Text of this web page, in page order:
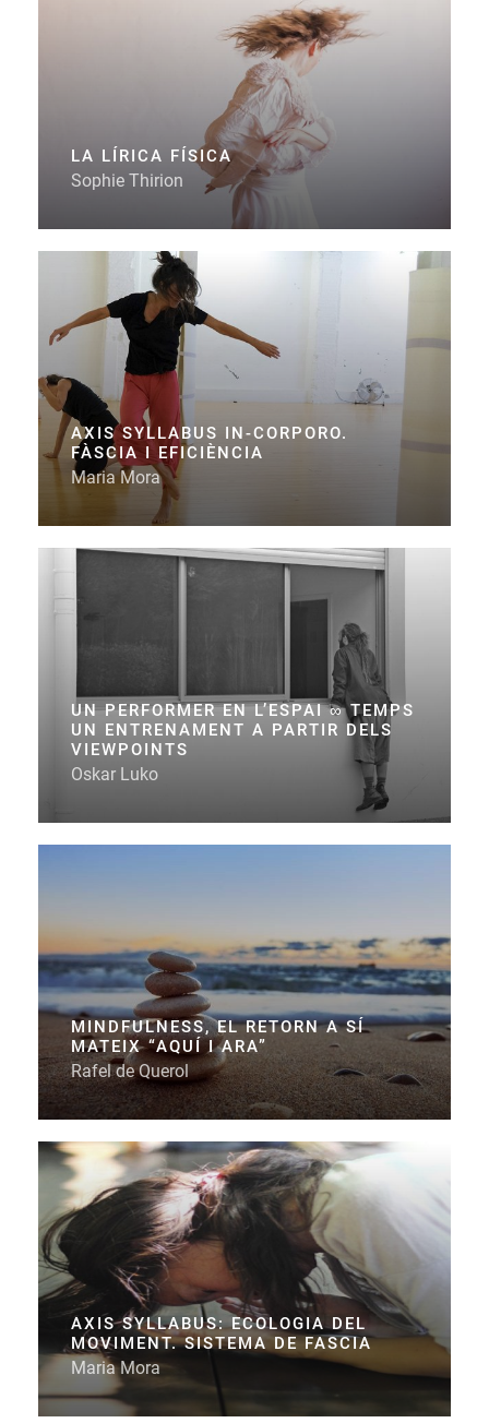
LA LÍRICA FÍSICA
Sophie Thirion
AXIS SYLLABUS IN-CORPORO.
FÀSCIA I EFICIÈNCIA
Maria Mora
UN PERFORMER EN L’ESPAI ∞ TEMPS
UN ENTRENAMENT A PARTIR DELS
VIEWPOINTS
Oskar Luko
MINDFULNESS, EL RETORN A SÍ
MATEIX “AQUÍ I ARA”
Rafel de Querol
AXIS SYLLABUS: ECOLOGIA DEL
MOVIMENT. SISTEMA DE FASCIA
Maria Mora